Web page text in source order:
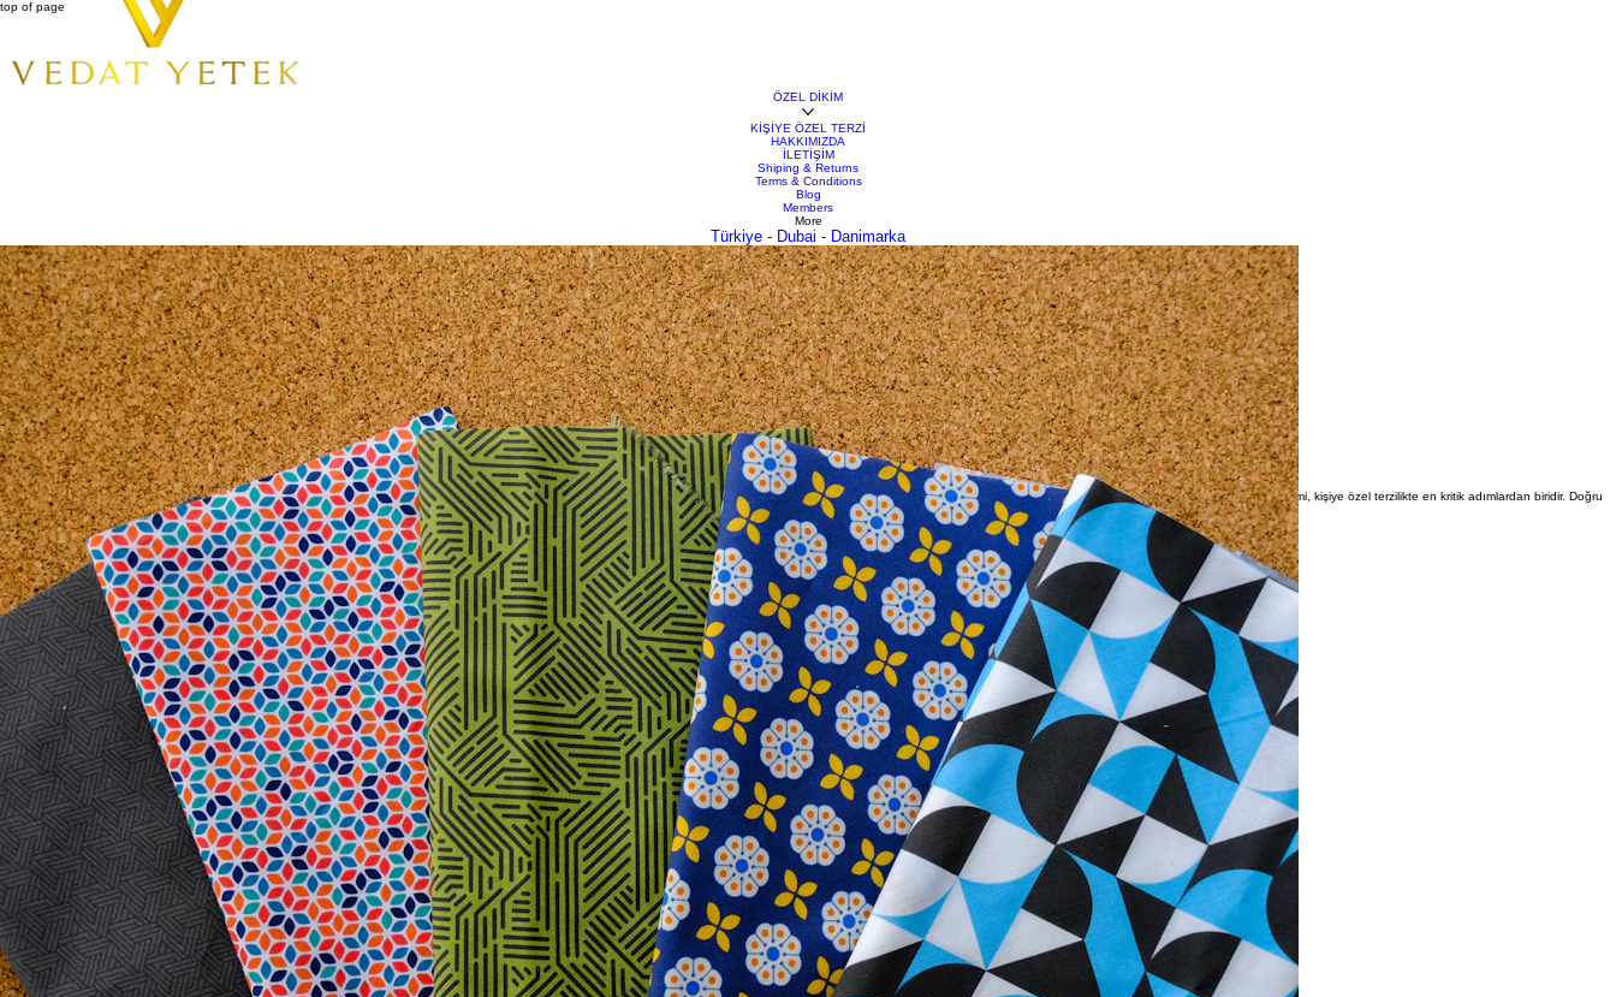
top of page
ÖZEL DİKİM
KİŞİYE ÖZEL TERZİ
HAKKIMIZDA
İLETİŞİM
Shiping & Returns
Terms & Conditions
Blog
Members
More
Türkiye - Dubai - Danimarka
All Posts
Ara
Kişiye Özel Terzilikte Kumaş Seçiminin İpuçları
Son Duyuru
11 Tem 2025
3 dakikada okunur
Kişiye özel terzi hizmetleri, kişisel stil ve konforun buluştuğu noktada önemli bir rol oynar. Bir özel dikim elbise, sadece vücut ölçülerinize göre değil, aynı zamanda sizin stil anlayışınıza ve kumaş tercihinize göre de tasarlanır. Kumaş seçimi, kişiye özel terzilikte en kritik adımlardan biridir. Doğru
kumaşı seçmek, hem görünüm hem de his açısından büyük fark yaratır. Bu yazıda, kişiye özel terzilikte kumaş seçimi ile ilgili bilmeniz gerekenleri detaylı bir biçimde ele alacağız.
Kumaş Türleri ve Özellikleri
Kişiye özel terzilikte, pek çok farklı kumaş türü bulunmaktadır. Her bir kumaşın farklı özellikleri, kullanılacak elbisenin kalitesini ve konforunu etkiler. İşte sıkça kullanılan bazı kumaş türleri:
Pamuk: Nefes alan, yumuşak ve hafif bir kumaş. Özel dikim gömleklerde sıklıkla tercih edilir.
Yün: Kış aylarında sıcak tutan, şık bir görünüm sunan bir kumaş. Özel dikim smokinlerde yaygın olarak kullanılır.
İpek: Lüks bir görünüm ve his sunar. Yaz aylarında serin tutar ve özel günlerde tercih edilebilir.
Polyester: Dayanıklı ve kırışıklık yapmayan bir kumaş. Farklı karışım seçenekleriyle çeşitli stillerde kullanılabilir.
Lenf: Hafif ve nefes alan bir kumaş. Özellikle yaz aylarında rahat bir tercih olarak öne çıkar.
Kumaş Seçerken Dikkat Edilmesi Gerekenler
Kumaş seçimi yaparken dikkat etmeniz gereken bazı önemli noktalar bulunmaktadır:
1. Kullanım Amacı
Özel dikim bir elbise veya özel dikim gömlek yapımında hangi amaçla kullanacağınıza karar vermelisiniz. Günlük kullanım için rahat kumaşlar, özel günler için ise daha şık ve lüks kumaşlar tercih edilebilir.
2. Mevsim Koşulları
Hangi mevsimde giyeceğinizi düşünün. Yaz aylarında hafif ve nefes alan kumaşlar, kışın ise sıcak tutan yün veya kalın dokulu kumaşlar tercih edilmelidir.
3. Vücut Tipi
Kendi vücut tipinize uygun kumaş seçimi yapmak, görünümünüzü etkiler. Örneğin, biraz kilo fazlanız varsa, daha dökümlü kumaşlar tercih ederek gizlemek istediğiniz bölgeleri kamufle edebilirsiniz.
Kumaşın Bakım ve Dayanıklılığı